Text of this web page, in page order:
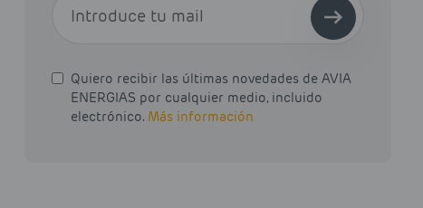
Quiero recibir las últimas novedades de AVIA
ENERGIAS por cualquier medio, incluido
electrónico. Más información